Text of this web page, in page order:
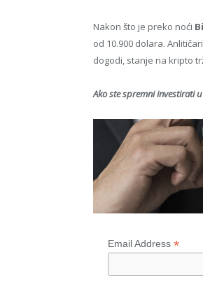
Nakon što je preko noći
od 10.900 dolara.
dogodi, stanje na kripto
Ako ste spremni investirati
Email Address*